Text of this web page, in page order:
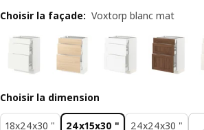
Choisir la façade: Voxtorp blanc mat
Choisir la dimension
18x24x30 "
24x15x30 "
24x24x30 "